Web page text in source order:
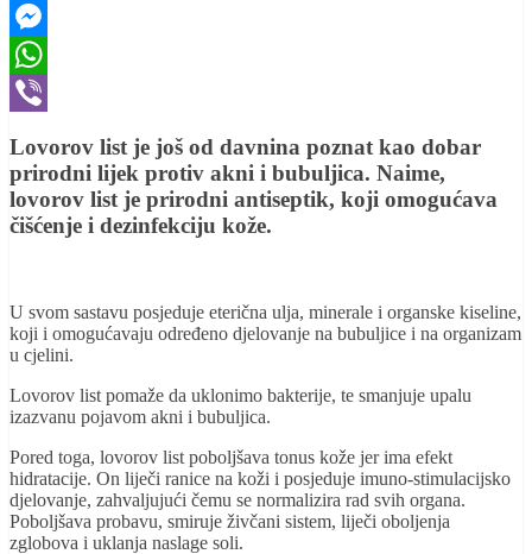
Facebook
Messenger
WhatsApp
Lovorov list je još od davnina poznat kao dobar
prirodni lijek protiv akni i bubuljica. Naime,
lovorov list je prirodni antiseptik, koji omogućava
čišćenje i dezinfekciju kože.
U svom sastavu posjeduje eterična ulja, minerale i organske kiseline,
koji i omogućavaju određeno djelovanje na bubuljice i na organizam
u cjelini.
Lovorov list pomaže da uklonimo bakterije, te smanjuje upalu
izazvanu pojavom akni i bubuljica.
Pored toga, lovorov list poboljšava tonus kože jer ima efekt
hidratacije. On liječi ranice na koži i posjeduje imuno-stimulacijsko
djelovanje, zahvaljujući čemu se normalizira rad svih organa.
Poboljšava probavu, smiruje živčani sistem, liječi oboljenja
zglobova i uklanja naslage soli.